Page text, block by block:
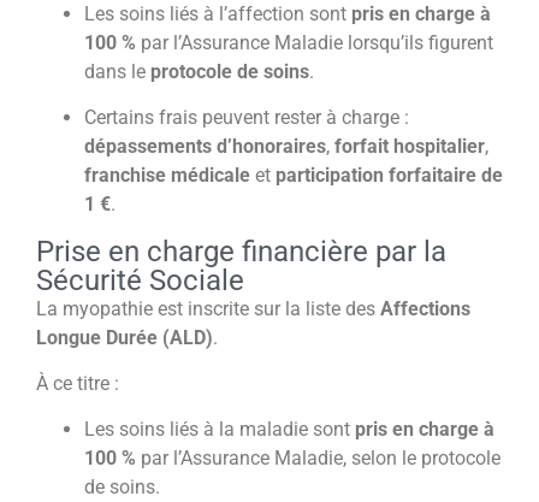
Les soins liés à l’affection sont pris en charge à
100 % par l’Assurance Maladie lorsqu’ils figurent
dans le protocole de soins.
Certains frais peuvent rester à charge :
dépassements d’honoraires, forfait hospitalier,
franchise médicale et participation forfaitaire de
1 €.
Prise en charge financière par la
Sécurité Sociale
La myopathie est inscrite sur la liste des Affections
Longue Durée (ALD).
À ce titre :
Les soins liés à la maladie sont pris en charge à
100 % par l’Assurance Maladie, selon le protocole
de soins.